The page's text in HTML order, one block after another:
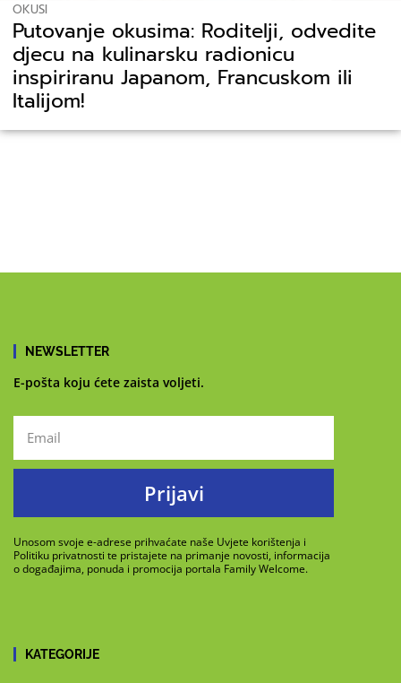
OKUSI
Putovanje okusima: Roditelji, odvedite
djecu na kulinarsku radionicu
inspiriranu Japanom, Francuskom ili
Italijom!
NEWSLETTER
E-pošta koju ćete zaista voljeti.
Prijavi
Unosom svoje e-adrese prihvaćate naše Uvjete korištenja i
Politiku privatnosti te pristajete na primanje novosti, informacija
o događajima, ponuda i promocija portala Family Welcome.
KATEGORIJE